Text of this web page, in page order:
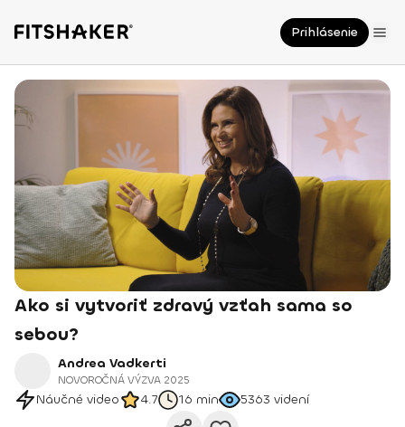
Prihlásenie
Ako si vytvoriť zdravý vzťah sama so
sebou?
Andrea Vadkerti
NOVOROČNÁ VÝZVA 2025
Náučné video 4.7 16 min 5363 videní